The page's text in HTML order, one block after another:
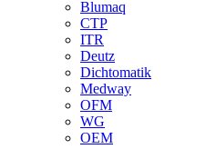
Blumaq
CTP
ITR
Deutz
Dichtomatik
Medway
OFM
WG
OEM